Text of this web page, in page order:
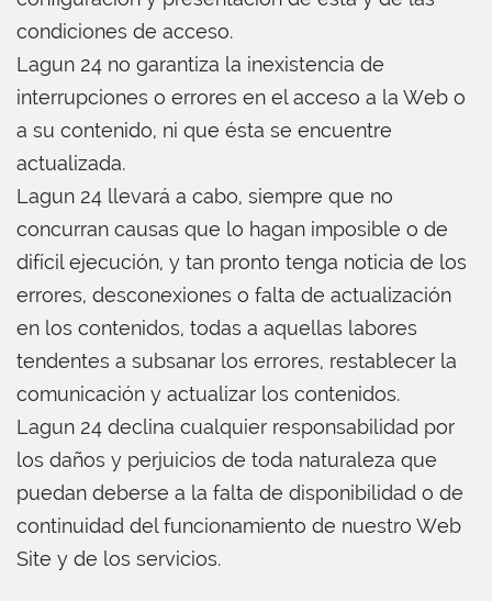
condiciones de acceso.
Lagun 24 no garantiza la inexistencia de
interrupciones o errores en el acceso a la Web o
a su contenido, ni que ésta se encuentre
actualizada.
Lagun 24 llevará a cabo, siempre que no
concurran causas que lo hagan imposible o de
difícil ejecución, y tan pronto tenga noticia de los
errores, desconexiones o falta de actualización
en los contenidos, todas a aquellas labores
tendentes a subsanar los errores, restablecer la
comunicación y actualizar los contenidos.
Lagun 24 declina cualquier responsabilidad por
los daños y perjuicios de toda naturaleza que
puedan deberse a la falta de disponibilidad o de
continuidad del funcionamiento de nuestro Web
Site y de los servicios.